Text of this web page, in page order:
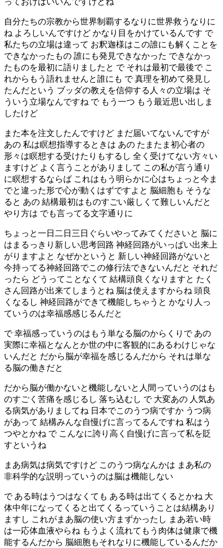
自分たちの宗教から世界制覇するなりに世界救うなりに
ね よろしいんですけど かなり目をかけているんです で
私たちの立場は違って お釈迦様はこの誰にも解くことを
できなかったもの 誰にも発見できなかった できなかっ
たものを最初に語りましたと で それは最初で最後で こ
れからもう語れませんと誰にも で 真理を初めて発見し
たんだという ブッダの教えを信仰する人々の立場は そ
ういう立場なんですね で もう一つ もう最近思い出しま
したけど
また本を注文したんですけど まだ届いてないんですが
あの 私は瞑想指導するときは あの たまたま初心者の
形々は瞑想する受けたりもするし 全く受けてない方々い
ますけど よく言うことがありまして この私が言う通り
に瞑想するならば これはもう明らかに心はちょっと今ま
でと違った形で心が動くはずですよと 脳細胞も そうな
ると あの 結構最初はものすごい厳しくて難しいんだと
やり方は でも言ってる文字通りに
ちょっと一日二日三日ぐらいやってみてくださいと 脳に
はまるっきり新しい思考回路 神経回路がいっぱい出来上
がりますよと なぜかというと 新しい神経回路がないと
今持ってる神経回路でこの修行法できないんだと それだ
ったら どうってことなくて 結構頭良くなりますと たく
さん回路が出来てしまうとね 脳は使えますからね 頭良
くなるし 神経回路ができて機能しちゃうと かなり人っ
ていうのは幸福感感じるんだと
で 幸福感っていうのはもう単なる脳のからくりで あの
実際に幸福となんとか世の中に客観的にあるわけじゃな
いんだと だから脳が幸福を感じるんだから それは単な
る脳の働きだと
だから脳が働かないと機能しないと人間っていうのはも
のすごく苦痛を感じるし 落ち込むし で 大変あの 人気あ
る病気がありましてね 日本でこのうつ病ですか うつ病
があって 結構みんな自慢げに言ってるんですね 私はう
つやとかね で こんなに誇り高く自慢げに言って私を貶
すというね
まあ病気は病気ですけど このうつ病なんかは まあ私の
非科学的な説明っていうのは脳は機能しない
で ある時はうつはなくても ある時は出てくるとかね 大
体中年になってくると出てくるっていうことは結構あり
ますし これがまあ脳の使い方まずかったし まあ若い時
は一応体血液やらね もうよく流れてもう肉体は健康で機
能するんだから 脳細胞もそれなりに機能しているんだか